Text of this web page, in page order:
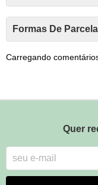
Formas De
Carregando
Quer